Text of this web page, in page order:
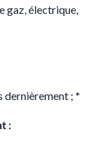
gaz, électrique,
dernièrement ; *
: